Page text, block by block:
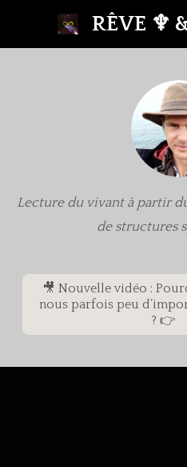
RÊVE ♆
Lecture du vivant à partir
de structures
🎥 Nouvelle vidéo :
nous parfois peu
? 👉